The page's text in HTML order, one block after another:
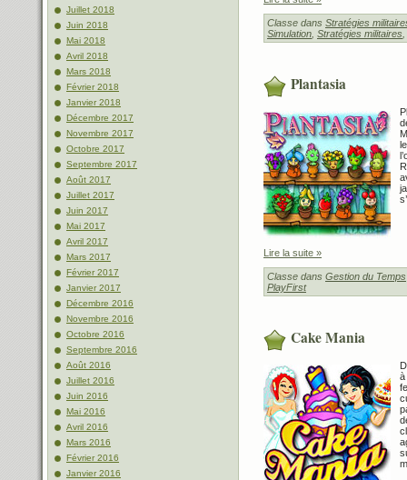
Juillet 2018
Juin 2018
Mai 2018
Avril 2018
Mars 2018
Février 2018
Janvier 2018
Décembre 2017
Novembre 2017
Octobre 2017
Septembre 2017
Août 2017
Juillet 2017
Juin 2017
Mai 2017
Avril 2017
Mars 2017
Février 2017
Janvier 2017
Décembre 2016
Novembre 2016
Octobre 2016
Septembre 2016
Août 2016
Juillet 2016
Juin 2016
Mai 2016
Avril 2016
Mars 2016
Février 2016
Janvier 2016
Classe dans Stratégies
Simulation Stratégies militaires
Plantasia
Lire la suite »
Classe dans Gestion du Temps
PlayFirst
Cake Mania
à